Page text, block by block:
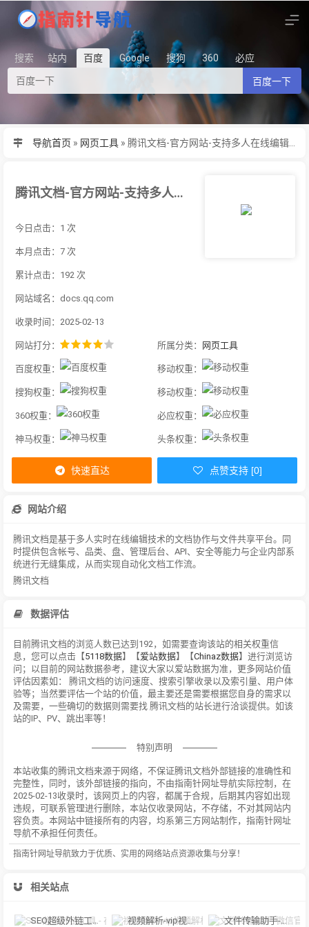
搜索 站内 百度 Google 搜狗 360 必应
百度一下
导航首页 » 网页工具 »
腾讯文档-官方网站-支持多人在线编辑Word、Excel和PPT文档
今日点击：1 次
本月点击：7 次
累计点击：192 次
网站域名：docs.qq.com
收录时间：2025-02-13
网站打分： 所属分类： 网页工具
百度权重： 移动权重：
搜狗权重： 移动权重：
360权重： 必应权重：
神马权重： 头条权重：
快速直达 点赞支持 [0]
网站介绍
腾讯文档是基于多人实时在线编辑技术的文档协作与文件共享平台。同
时提供包含帐号、品类、盘、管理后台、API、安全等能力与企业内部系
统进行无缝集成，从而实现自动化文档工作流。
腾讯文档
数据评估
目前腾讯文档的浏览人数已达到192，如需要查询该站的相关权重信
息，您可以点击【5118数据】【爱站数据】【Chinaz数据】进行浏览访
问；以目前的网站数据参考，建议大家以爱站数据为准，更多网站价值
评估因素如： 腾讯文档的访问速度、搜索引擎收录以及索引量、用户体
验等；当然要评估一个站的价值，最主要还是需要根据您自身的需求以
及需要，一些确切的数据则需要找 腾讯文档的站长进行洽谈提供。如该
站的IP、PV、跳出率等！
特别声明
本站收集的腾讯文档来源于网络，不保证腾讯文档外部链接的准确性和
完整性，同时，该外部链接的指向，不由指南针网址导航实际控制，在
2025-02-13收录时，该网页上的内容，都属于合规，后期其内容如出现
违规，可联系管理进行删除，本站仅收录网站，不存储，不对其网站内
容负责。本网站中链接所有的内容，均系第三方网站制作，指南针网址
导航不承担任何责任。
指南针网址导航致力于优质、实用的网络站点资源收集与分享！
相关站点
SEO超级外链工具 - 在线批量发布外链_免费外链发布工具 视频解析-vip视频解析，建议使用谷歌浏览器。 文件传输助手-微信官方在线传文件，微信文件传输助手网页版，使用手机微信扫码传输文件！